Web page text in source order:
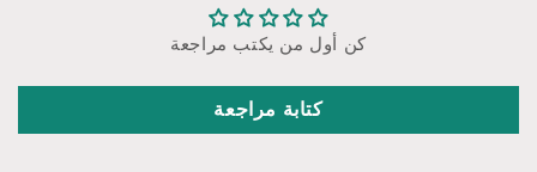
كن أول من يكتب مراجعة
كتابة مراجعة